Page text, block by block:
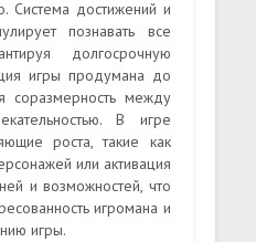
Система достижений и
познавать все
долгосрочную
игры продумана до
соразмерность между
В игре
роста, такие как
или активация
и возможностей, что
игромана и
игры.